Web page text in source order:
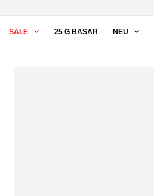
SALE 25 G BASAR NEU